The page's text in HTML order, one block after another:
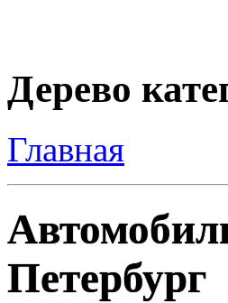
Дерево
Главная
Петербург